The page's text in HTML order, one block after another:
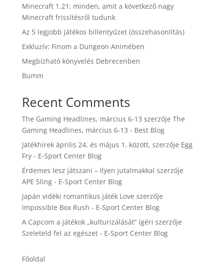
Minecraft 1.21: minden, amit a következő nagy
Minecraft frissítésről tudunk
Az 5 legjobb játékos billentyűzet (összehasonlítás)
Exkluzív: Finom a Dungeon Animében
Megbízható könyvelés Debrecenben
Bumm
Recent Comments
The Gaming Headlines, március 6-13 szerzője The
Gaming Headlines, március 6-13 - Best Blog
Játékhírek április 24. és május 1. között, szerzője Egg
Fry - E-Sport Center Blog
Érdemes lesz játszani – Ilyen jutalmakkal szerzője
APE Sling - E-Sport Center Blog
Japán vidéki romantikus játék Love szerzője
Impossible Box Rush - E-Sport Center Blog
A Capcom a játékok „kulturizálását” ígéri szerzője
Szeleteld fel az egészet - E-Sport Center Blog
Főoldal